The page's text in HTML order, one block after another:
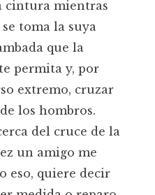
cintura mientras
toma la suya
que la
permita y, por
extremo, cruzar
los hombros.
del cruce de la
un amigo me
eso, quiere decir